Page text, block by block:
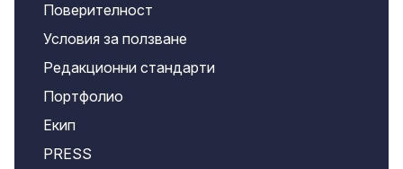
Поверителност
Условия за ползване
Редакционни стандарти
Портфолио
Екип
PRESS